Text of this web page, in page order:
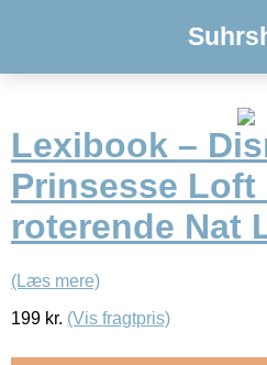
Lexibook –
Prinsesse
roterende Nat
(Læs mere)
199 kr. (Vis fragtpris)